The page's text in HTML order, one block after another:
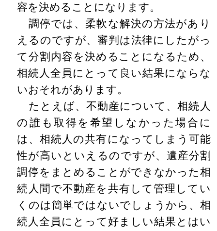
容を決めることになります。
調停では、柔軟な解決の方法があり
えるのですが、審判は法律にしたがっ
て分割内容を決めることになるため、
相続人全員にとって良い結果にならな
いおそれがあります。
たとえば、不動産について、相続人
の誰も取得を希望しなかった場合に
は、相続人の共有になってしまう可能
性が高いといえるのですが、遺産分割
調停をまとめることができなかった相
続人間で不動産を共有して管理してい
くのは簡単ではないでしょうから、相
続人全員にとって好ましい結果とはい